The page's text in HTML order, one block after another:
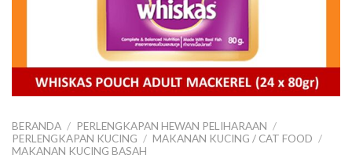
BERANDA / PERLENGKAPAN HEWAN PELIHARAAN /
PERLENGKAPAN KUCING / MAKANAN KUCING / CAT FOOD /
MAKANAN KUCING BASAH